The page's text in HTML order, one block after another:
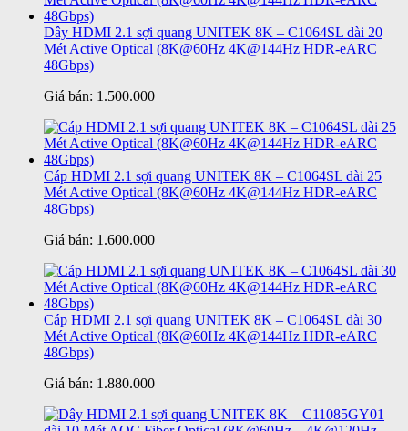
Dây HDMI 2.1 sợi quang UNITEK 8K – C1064SL dài 20
Mét Active Optical (8K@60Hz 4K@144Hz HDR-eARC
48Gbps)
Giá bán: 1.500.000
Cáp HDMI 2.1 sợi quang UNITEK 8K – C1064SL dài 25
Mét Active Optical (8K@60Hz 4K@144Hz HDR-eARC
48Gbps)
Giá bán: 1.600.000
Cáp HDMI 2.1 sợi quang UNITEK 8K – C1064SL dài 30
Mét Active Optical (8K@60Hz 4K@144Hz HDR-eARC
48Gbps)
Giá bán: 1.880.000